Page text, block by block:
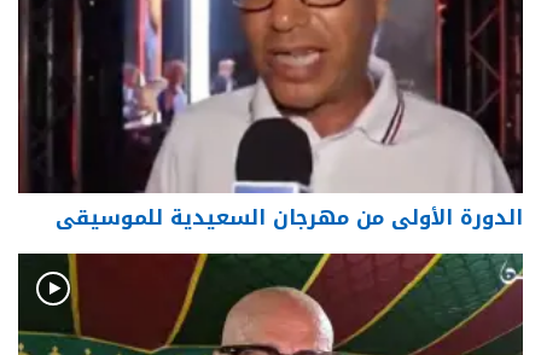
الدورة الأولى من مهرجان السعيدية للموسيقى